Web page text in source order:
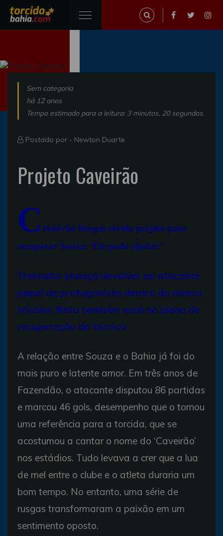
Sem categoria
há 12 anos
Tempo estimado para a leitura: 3 minutos, 20 segundos.
Postado por - Newton Duarte
Projeto Caveirão
C ristóvão Borges revela projeto para
recuperar Souza: ‘Ele pode ajudar’
Treinador planeja devolver ao atacante
papel de protagonista dentro do elenco
tricolor. Neto também está no plano de
recuperação do técnico
A relação entre Souza e o Bahia já foi do
mais puro e latente amor. Em três anos de
Fazendão, o atacante disputou 86 partidas
e marcou 46 gols, desempenho que o tornou
uma referência para a torcida, que se
acostumou a cantar o nome do ‘Caveirão’
nos estádios. Tudo levava a crer que a lua
de mel entre o clube e o atleta duraria um
bom tempo. No entanto, uma série de
rusgas transformaram a paixão em um
sentimento oposto.